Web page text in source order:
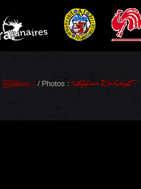
/ Photos :